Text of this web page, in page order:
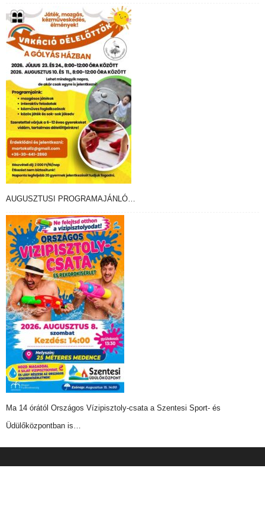
AUGUSZTUSI PROGRAMAJÁNLÓ…
Ma 14 órától Országos Vízipisztoly-csata a Szentesi Sport- és
Üdülőközpontban is…